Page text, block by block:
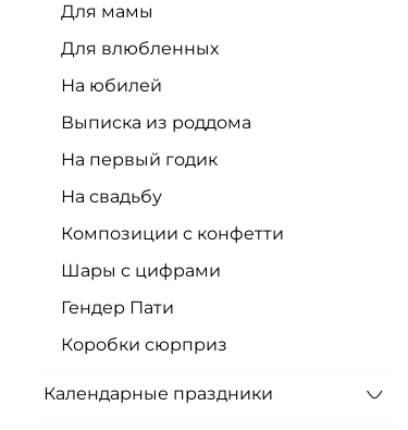
Для мамы
Для влюбленных
На юбилей
Выписка из роддома
На первый годик
На свадьбу
Композиции с конфетти
Шары с цифрами
Гендер Пати
Коробки сюрприз
Календарные праздники